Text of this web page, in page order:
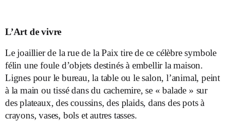
L’Art de vivre
Le joaillier de la rue de la Paix tire de ce célèbre symbole
félin une foule d’objets destinés à embellir la maison.
Lignes pour le bureau, la table ou le salon, l’animal, peint
à la main ou tissé dans du cachemire, se « balade » sur
des plateaux, des coussins, des plaids, dans des pots à
crayons, vases, bols et autres tasses.